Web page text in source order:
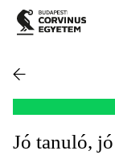
Jó tanuló,